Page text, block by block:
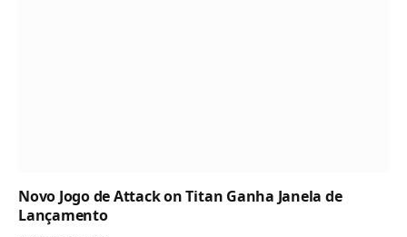
Novo Jogo de Attack on Titan Ganha Janela de
Lançamento